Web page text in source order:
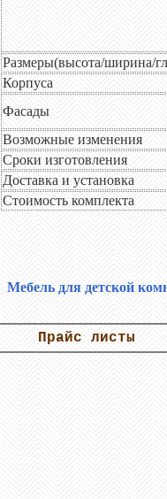
Размеры(высота/ширина/
Корпуса
Фасады
Возможные изменения
Сроки изготовления
Доставка и установка
Стоимость комплекта
Мебель для детской
Прайс листы